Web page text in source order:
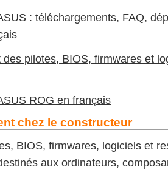
: téléchargements, FAQ,
pilotes, BIOS, firmwares et
ROG en français
chez le constructeur
BIOS, firmwares, logiciels et
aux ordinateurs,